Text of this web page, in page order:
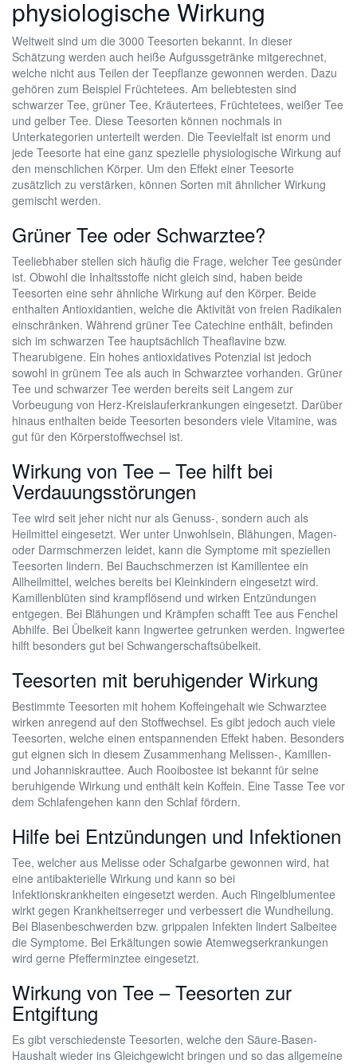
physiologische Wirkung
Weltweit sind um die 3000 Teesorten bekannt. In dieser
Schätzung werden auch heiße Aufgussgetränke mitgerechnet,
welche nicht aus Teilen der Teepflanze gewonnen werden. Dazu
gehören zum Beispiel Früchtetees. Am beliebtesten sind
schwarzer Tee, grüner Tee, Kräutertees, Früchtetees, weißer Tee
und gelber Tee. Diese Teesorten können nochmals in
Unterkategorien unterteilt werden. Die Teevielfalt ist enorm und
jede Teesorte hat eine ganz spezielle physiologische Wirkung auf
den menschlichen Körper. Um den Effekt einer Teesorte
zusätzlich zu verstärken, können Sorten mit ähnlicher Wirkung
gemischt werden.
Grüner Tee oder Schwarztee?
Teeliebhaber stellen sich häufig die Frage, welcher Tee gesünder
ist. Obwohl die Inhaltsstoffe nicht gleich sind, haben beide
Teesorten eine sehr ähnliche Wirkung auf den Körper. Beide
enthalten Antioxidantien, welche die Aktivität von freien Radikalen
einschränken. Während grüner Tee Catechine enthält, befinden
sich im schwarzen Tee hauptsächlich Theaflavine bzw.
Thearubigene. Ein hohes antioxidatives Potenzial ist jedoch
sowohl in grünem Tee als auch in Schwarztee vorhanden. Grüner
Tee und schwarzer Tee werden bereits seit Langem zur
Vorbeugung von Herz-Kreislauferkrankungen eingesetzt. Darüber
hinaus enthalten beide Teesorten besonders viele Vitamine, was
gut für den Körperstoffwechsel ist.
Wirkung von Tee – Tee hilft bei
Verdauungsstörungen
Tee wird seit jeher nicht nur als Genuss-, sondern auch als
Heilmittel eingesetzt. Wer unter Unwohlsein, Blähungen, Magen-
oder Darmschmerzen leidet, kann die Symptome mit speziellen
Teesorten lindern. Bei Bauchschmerzen ist Kamillentee ein
Allheilmittel, welches bereits bei Kleinkindern eingesetzt wird.
Kamillenblüten sind krampflösend und wirken Entzündungen
entgegen. Bei Blähungen und Krämpfen schafft Tee aus Fenchel
Abhilfe. Bei Übelkeit kann Ingwertee getrunken werden. Ingwertee
hilft besonders gut bei Schwangerschaftsübelkeit.
Teesorten mit beruhigender Wirkung
Bestimmte Teesorten mit hohem Koffeingehalt wie Schwarztee
wirken anregend auf den Stoffwechsel. Es gibt jedoch auch viele
Teesorten, welche einen entspannenden Effekt haben. Besonders
gut eignen sich in diesem Zusammenhang Melissen-, Kamillen-
und Johanniskrauttee. Auch Rooibostee ist bekannt für seine
beruhigende Wirkung und enthält kein Koffein. Eine Tasse Tee vor
dem Schlafengehen kann den Schlaf fördern.
Hilfe bei Entzündungen und Infektionen
Tee, welcher aus Melisse oder Schafgarbe gewonnen wird, hat
eine antibakterielle Wirkung und kann so bei
Infektionskrankheiten eingesetzt werden. Auch Ringelblumentee
wirkt gegen Krankheitserreger und verbessert die Wundheilung.
Bei Blasenbeschwerden bzw. grippalen Infekten lindert Salbeitee
die Symptome. Bei Erkältungen sowie Atemwegserkrankungen
wird gerne Pfefferminztee eingesetzt.
Wirkung von Tee – Teesorten zur
Entgiftung
Es gibt verschiedenste Teesorten, welche den Säure-Basen-
Haushalt wieder ins Gleichgewicht bringen und so das allgemeine